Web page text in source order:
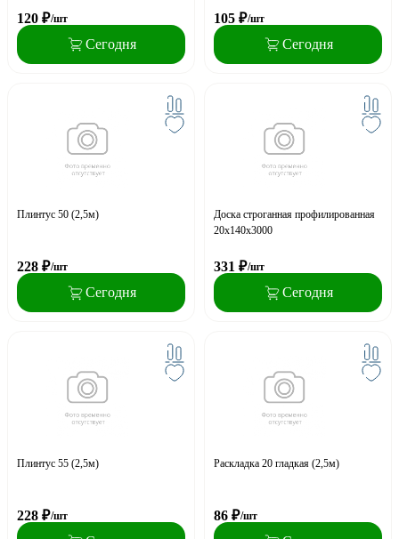
120 ₽/шт
Сегодня
105 ₽/шт
Сегодня
Плинтус 50 (2,5м)
228 ₽/шт
Сегодня
Доска строганная профилированная
20х140х3000
331 ₽/шт
Сегодня
Плинтус 55 (2,5м)
228 ₽/шт
Раскладка 20 гладкая (2,5м)
86 ₽/шт